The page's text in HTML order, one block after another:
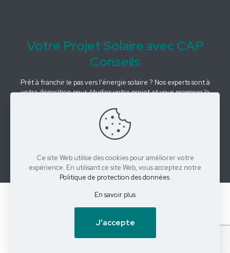
Votre Projet Solaire avec CAP
Conseils
Prêt à franchir le pas vers l'énergie solaire ? Nos experts sont à
votre disposition pour étudier votre projet et vous proposer la
étude personnalisée de votre projet photovoltaïque.
Ce site Web utilise des cookies pour améliorer votre
expérience. En utilisant ce site Web, vous acceptez notre
Politique de protection des données.
En savoir plus
J'accepte